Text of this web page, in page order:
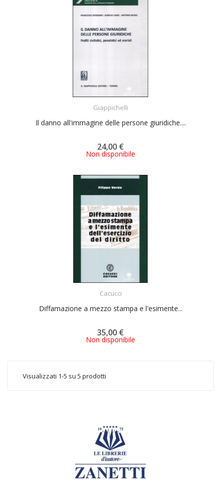
Giappichelli
Il danno all'immagine delle persone giuridiche....
24,00 €
Non disponibile
Cacucci
Diffamazione a mezzo stampa e l'esimente...
35,00 €
Non disponibile
Visualizzati 1-5 su 5 prodotti